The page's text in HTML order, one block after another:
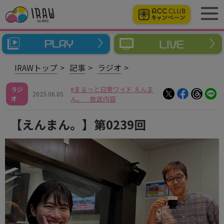
IRAWトップ 記事 ラジオ
ラジ
オ
2025.06.05
まるっと日常ワイド えんま
ん。 放送内容
【えんまん。】第0239回